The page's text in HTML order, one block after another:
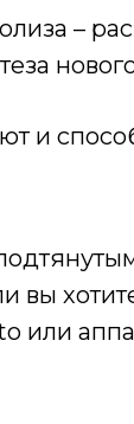
–
вы
или
и